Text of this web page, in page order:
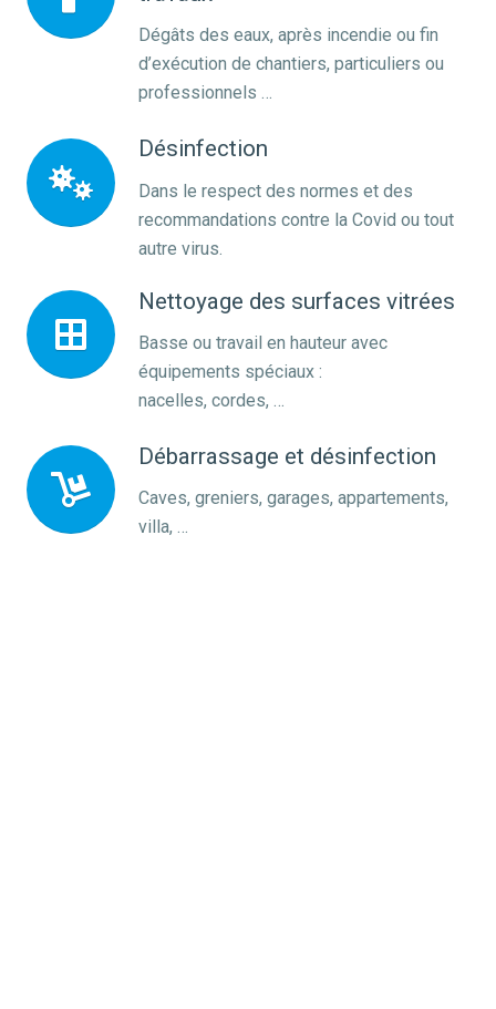
Dégâts des eaux, après incendie ou fin
d’exécution de chantiers, particuliers ou
professionnels …
Désinfection
Dans le respect des normes et des
recommandations contre la Covid ou tout
autre virus.
Nettoyage des surfaces vitrées
Basse ou travail en hauteur avec
équipements spéciaux :
nacelles, cordes, …
Débarrassage et désinfection
Caves, greniers, garages, appartements,
villa, …